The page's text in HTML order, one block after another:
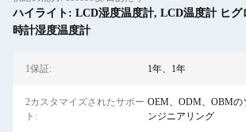
ハイライト: LCD湿度温度計, LCD温度計 ヒグ
時計湿度温度計
1保証: 1年、1年
2カスタマイズされたサポー
ト:
OEM、ODM、OBMの
ンジニアリング